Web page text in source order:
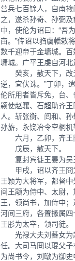
营兵七百馀人，自南
之，遂杀孙奇、孙弼
中，使伦为诏曰：“吾
亩。”传诏以驺虞幡敕
数千迎帝于金墉城。
墉城。广平王虔自河北
癸亥，赦天下，改元
逆，宜伏诛。”丁卯，
伦所用者皆斥免，台、
颖使赵骧、石超助齐
人。斩张衡、闾和、
孙旂，永饶冶令空桐机
六月，乙卯，齐王冏
戊辰，赦天下。
复封宾徒王晏为吴
甲戌，诏以齐王冏
王颖为大将军，都督
间王颙为侍中、太尉
王，领尚书，加侍中
河间三府，各置掾属
王肜为太宰，领司徒。
光禄大夫刘蕃女为
任。大司马冏以琨父
为尚书令，刘暾为御史